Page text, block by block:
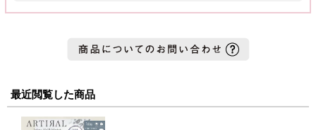
最近閲覧した商品